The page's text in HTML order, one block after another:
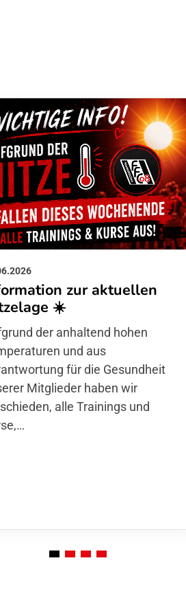
zur aktuellen
☀️
der anhaltend hohen
und aus
für die Gesundheit
Mitglieder haben wir
alle Trainings und
,…